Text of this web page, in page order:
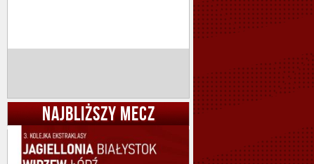
NAJBLIŻSZY MECZ